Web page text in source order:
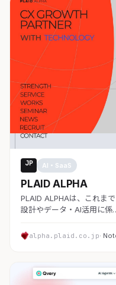
JP AI・SaaS
PLAID ALPHA
PLAID ALPHAは、これま
設計やデータ・AI活用に係
alpha.plaid.co.jp·